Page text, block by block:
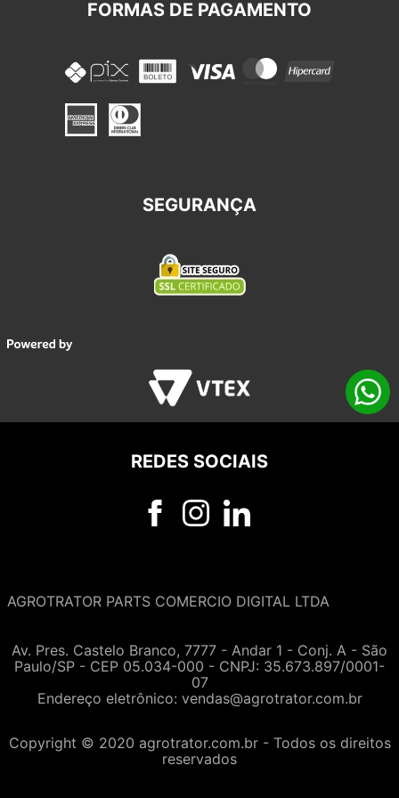
FORMAS DE PAGAMENTO
SEGURANÇA
REDES SOCIAIS
AGROTRATOR PARTS COMERCIO DIGITAL LTDA
Av. Pres. Castelo Branco, 7777 - Andar 1 - Conj. A - São
Paulo/SP - CEP 05.034-000 - CNPJ: 35.673.897/0001-
07
Endereço eletrônico: vendas@agrotrator.com.br
Copyright © 2020 agrotrator.com.br - Todos os direitos
reservados